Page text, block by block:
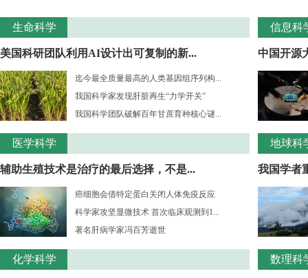
生命科学
美国科研团队利用AI设计出可复制的新...
迄今最全质量最高的人类基因组序列构...
我国科学家发现肝脏再生“力学开关”
我国科学团队破解百年甘蔗育种核心谜...
医学科学
辅助生殖技术是治疗的最后选择，不是...
癌细胞会借特定蛋白关闭人体免疫反应
科学家攻坚显微技术 首次临床观测到1...
著名肝病学家冯百芳逝世
化学科学
信息科
中国开源
地球科
我国学者
数理科